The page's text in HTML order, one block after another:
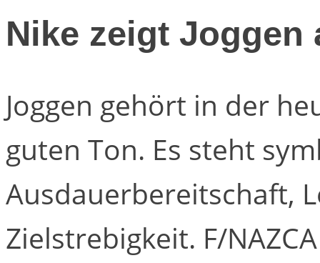
Nike zeigt Joggen
Joggen gehört in der
guten Ton. Es steht
Ausdauerbereitschaft,
Zielstrebigkeit. F/